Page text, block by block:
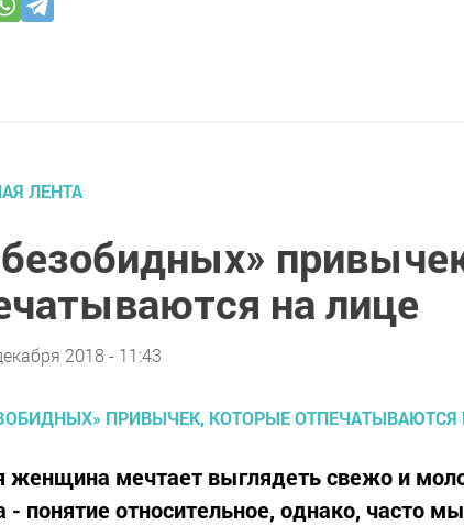
ЛЕНТА
на лице
2018 - 11:43
женщина мечтает выглядеть свежо и
- понятие относительное, однако, часто